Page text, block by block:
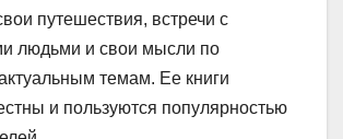
путешествия, встречи с
людьми и свои мысли по
темам. Ее книги
и пользуются популярностью